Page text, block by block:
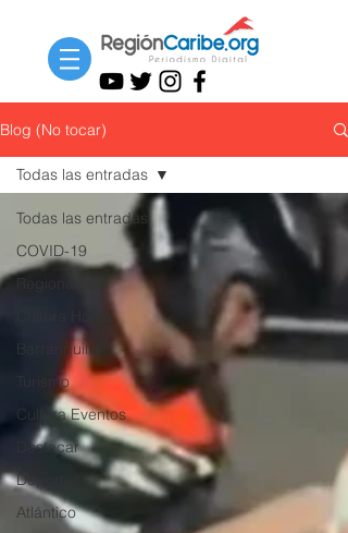
Blog (No tocar)
Todas las entradas
COVID-19
Barranquilla
Turismo
Cultura Eventos
Destacar
Deportes
Atlántico
Todas las entradas